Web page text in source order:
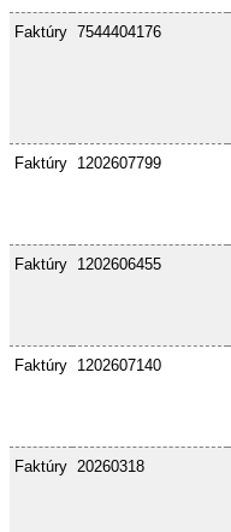
Faktúry 7544404176
Faktúry 1202607799
Faktúry 1202606455
Faktúry 1202607140
Faktúry 20260318